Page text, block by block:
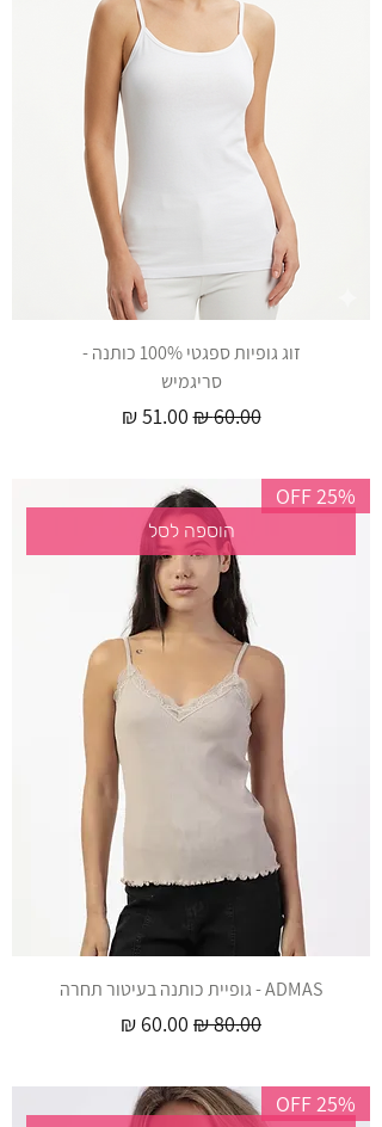
זוג גופיות ספגטי 100% כותנה -
סריגמיש
מחיר רגיל‏60.00 ‏₪ מחיר מבצע
הוספה לסל
25% OFF
ADMAS - גופיית כותנה בעיטור תחרה
מחיר רגילמחיר מבצע
25% OFF